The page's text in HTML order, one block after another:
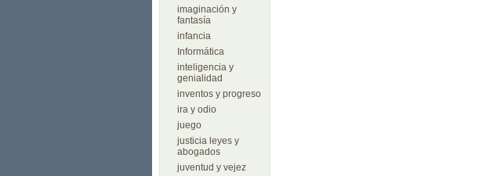
imaginación y
fantasía
infancia
Informática
inteligencia y
genialidad
inventos y progreso
ira y odio
juego
justicia leyes y
abogados
juventud y vejez